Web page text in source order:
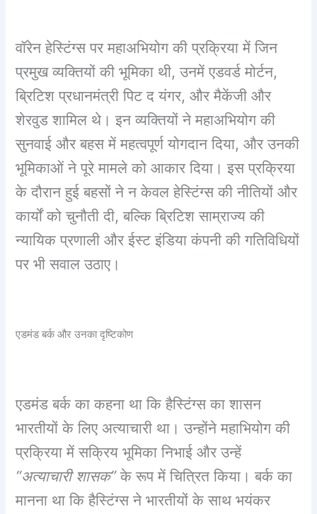
वॉरेन हेस्टिंग्स पर महाअभियोग की प्रक्रिया में जिन
प्रमुख व्यक्तियों की भूमिका थी, उनमें एडवर्ड मोर्टन,
ब्रिटिश प्रधानमंत्री पिट द यंगर, और मैकेंजी और
शेरवुड शामिल थे। इन व्यक्तियों ने महाअभियोग की
सुनवाई और बहस में महत्वपूर्ण योगदान दिया, और उनकी
भूमिकाओं ने पूरे मामले को आकार दिया। इस प्रक्रिया
के दौरान हुई बहसों ने न केवल हेस्टिंग्स की नीतियों और
कार्यों को चुनौती दी, बल्कि ब्रिटिश साम्राज्य की
न्यायिक प्रणाली और ईस्ट इंडिया कंपनी की गतिविधियों
पर भी सवाल उठाए।
एडमंड बर्क और उनका दृष्टिकोण
एडमंड बर्क का कहना था कि हैस्टिंग्स का शासन
भारतीयों के लिए अत्याचारी था। उन्होंने महाभियोग की
प्रक्रिया में सक्रिय भूमिका निभाई और उन्हें
“अत्याचारी शासक”के रूप में चित्रित किया। बर्क का
मानना था कि हैस्टिंग्स ने भारतीयों के साथ भयंकर